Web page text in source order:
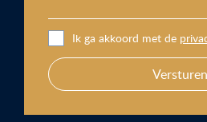
Ik ga akkoord met de
Versturen